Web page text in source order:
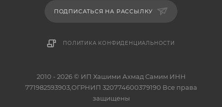
ПОДПИСАТЬСЯ НА РАССЫЛКУ
ПОЛИТИКА КОНФИДЕНЦИАЛЬНОСТИ
2010 - 2026 © ИП Хашими Ахмад Самим ИНН
771982593903,ОГРНИП 320774600379190 Все права
защищены